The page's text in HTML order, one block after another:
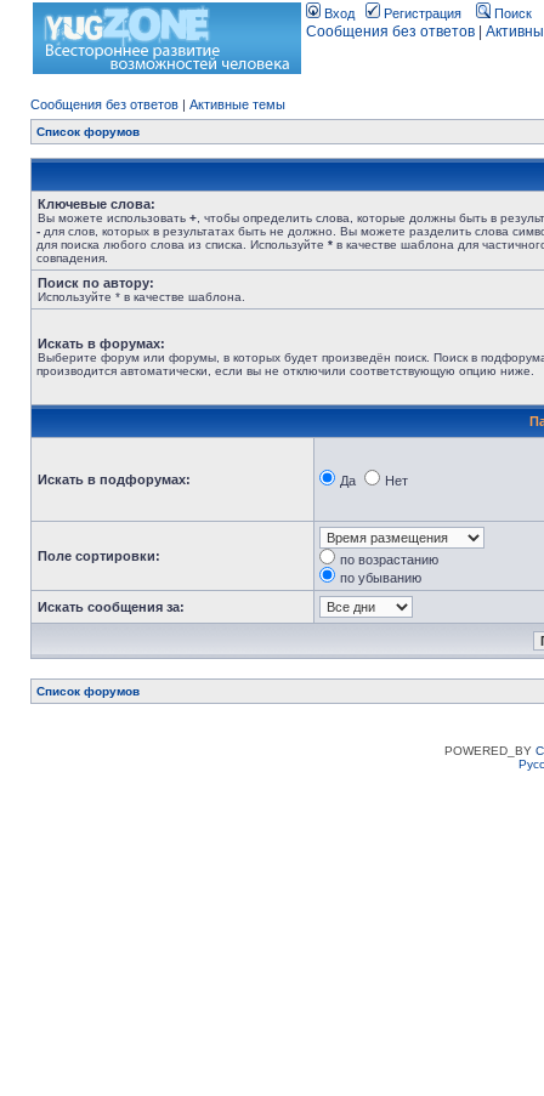
Вход Регистрация Поиск
Сообщения без ответов
Сообщения без ответов | Активные темы
Список форумов
Ключевые слова:
Вы можете использовать + , чтобы определить слова, которые должны быть в
- для слов, которых в результатах быть не должно. Вы можете разделить слова
для поиска любого слова из списка. Используйте * в качестве шаблона для
совпадения.
Поиск по автору:
Используйте * в качестве шаблона.
Искать в форумах:
Выберите форум или форумы, в которых будет произведён поиск. Поиск в
производится автоматически, если вы не отключили соответствующую опцию ниже.
Искать в подфорумах: Да Нет
Поле сортировки:
по возрастанию
по убыванию
Искать сообщения за:
Список форумов
POWERED_BY